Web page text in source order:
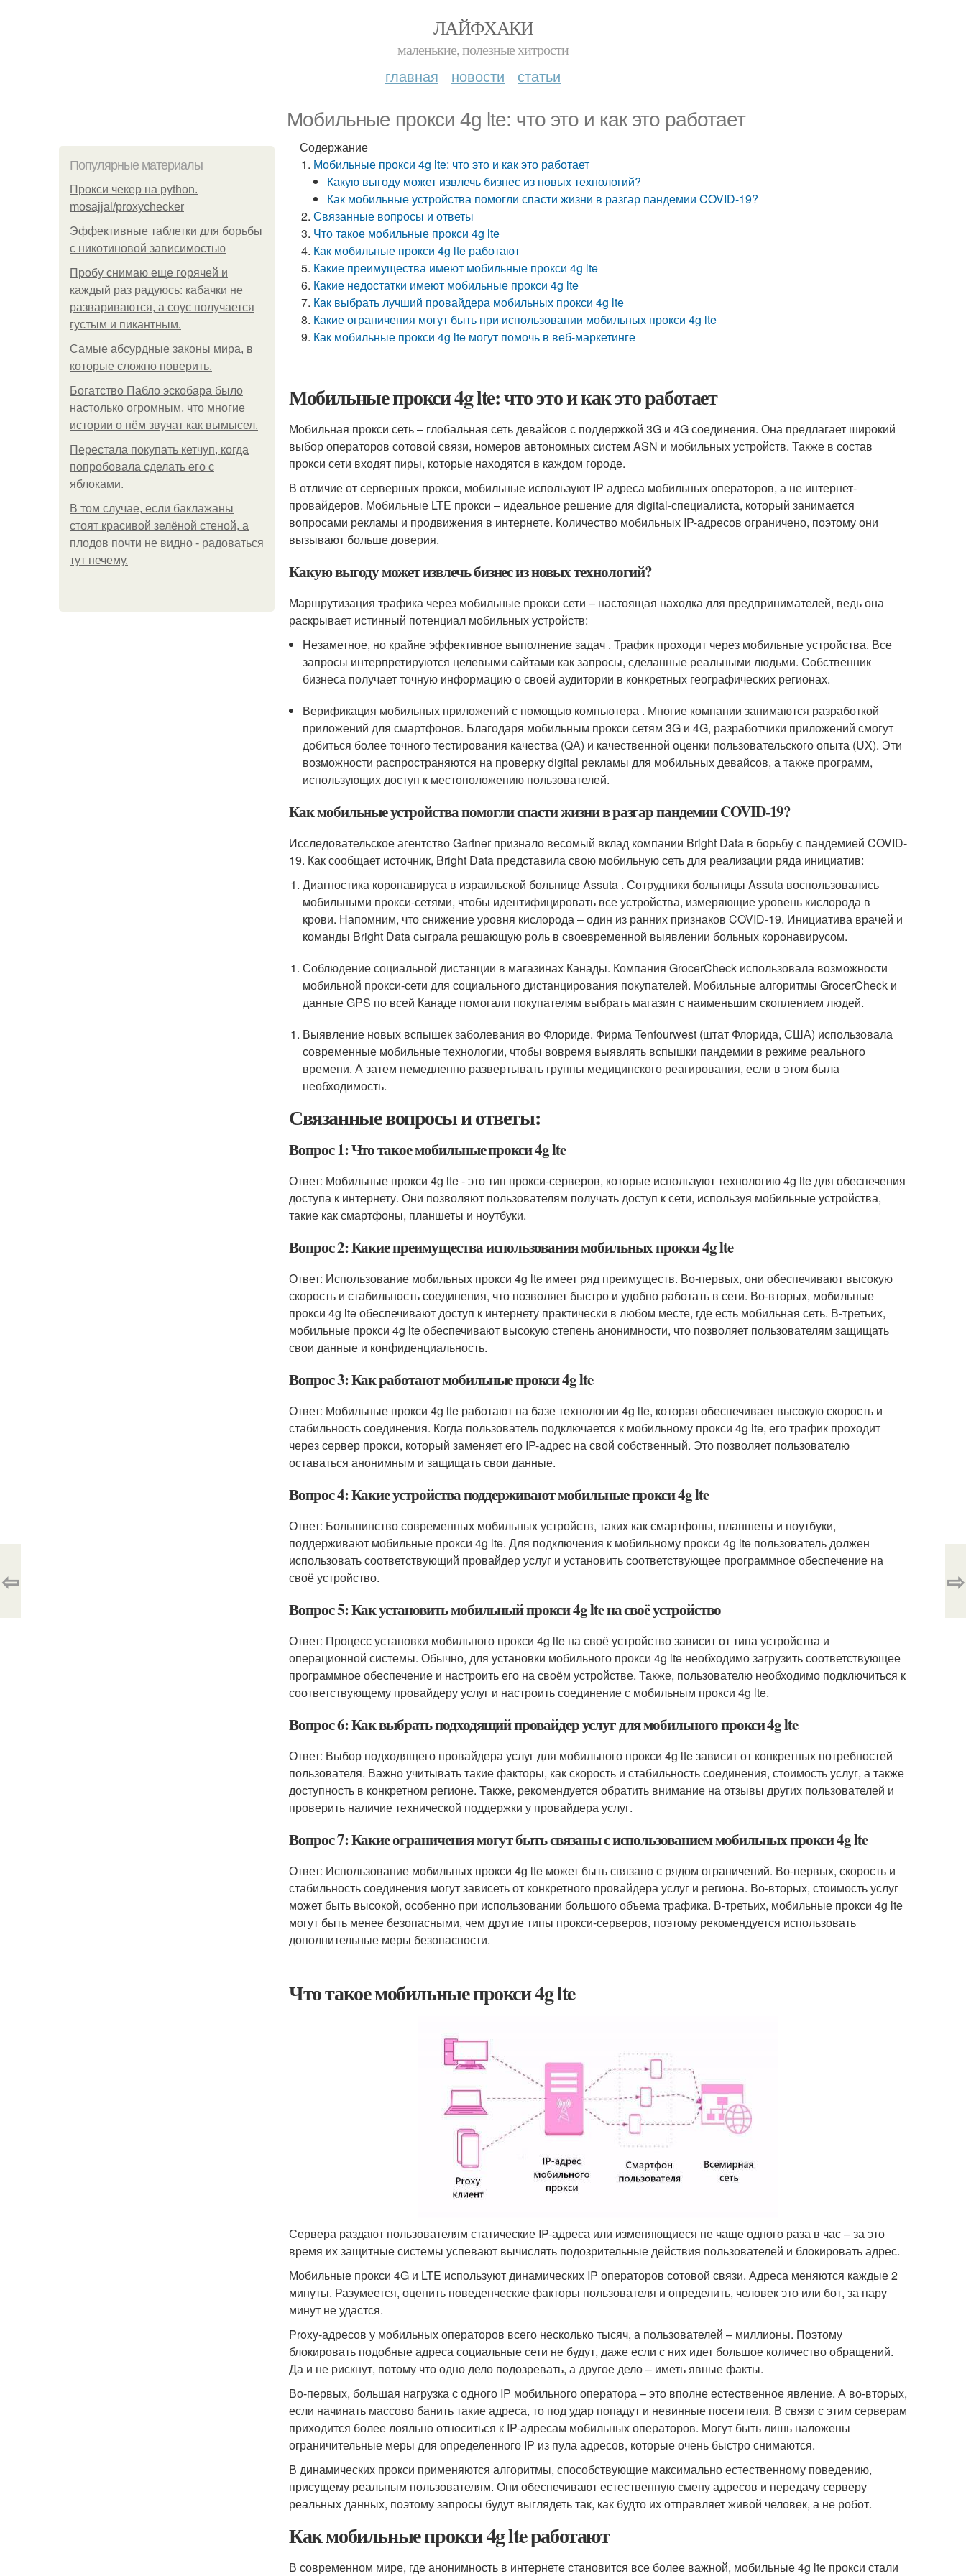
ЛАЙФХАКИ
маленькие, полезные хитрости
главная новости статьи
Мобильные прокси 4g lte: что это и как это работает
Популярные материалы
Прокси чекер на python.
mosajjal/proxychecker
Эффективные таблетки для борьбы
с никотиновой зависимостью
Пробу снимаю еще горячей и
каждый раз радуюсь: кабачки не
развариваются, а соус получается
густым и пикантным.
Самые абсурдные законы мира, в
которые сложно поверить.
Богатство Пабло эскобара было
настолько огромным, что многие
истории о нём звучат как вымысел.
Перестала покупать кетчуп, когда
попробовала сделать его с
яблоками.
В том случае, если баклажаны
стоят красивой зелёной стеной, а
плодов почти не видно - радоваться
тут нечему.
Содержание
Мобильные прокси 4g lte: что это и как это работает
Какую выгоду может извлечь бизнес из новых технологий?
Как мобильные устройства помогли спасти жизни в разгар пандемии COVID-19?
Связанные вопросы и ответы
Что такое мобильные прокси 4g lte
Как мобильные прокси 4g lte работают
Какие преимущества имеют мобильные прокси 4g lte
Какие недостатки имеют мобильные прокси 4g lte
Как выбрать лучший провайдера мобильных прокси 4g lte
Какие ограничения могут быть при использовании мобильных прокси 4g lte
Как мобильные прокси 4g lte могут помочь в веб-маркетинге
Мобильные прокси 4g lte: что это и как это работает
Мобильная прокси сеть – глобальная сеть девайсов с поддержкой 3G и 4G соединения. Она предлагает широкий
выбор операторов сотовой связи, номеров автономных систем ASN и мобильных устройств. Также в состав
прокси сети входят пиры, которые находятся в каждом городе.
В отличие от серверных прокси, мобильные используют IP адреса мобильных операторов, а не интернет-
провайдеров. Мобильные LTE прокси – идеальное решение для digital-специалиста, который занимается
вопросами рекламы и продвижения в интернете. Количество мобильных IP-адресов ограничено, поэтому они
вызывают больше доверия.
Какую выгоду может извлечь бизнес из новых технологий?
Маршрутизация трафика через мобильные прокси сети – настоящая находка для предпринимателей, ведь она
раскрывает истинный потенциал мобильных устройств:
Незаметное, но крайне эффективное выполнение задач . Трафик проходит через мобильные устройства. Все
запросы интерпретируются целевыми сайтами как запросы, сделанные реальными людьми. Собственник
бизнеса получает точную информацию о своей аудитории в конкретных географических регионах.
Верификация мобильных приложений с помощью компьютера . Многие компании занимаются разработкой
приложений для смартфонов. Благодаря мобильным прокси сетям 3G и 4G, разработчики приложений смогут
добиться более точного тестирования качества (QA) и качественной оценки пользовательского опыта (UX). Эти
возможности распространяются на проверку digital рекламы для мобильных девайсов, а также программ,
использующих доступ к местоположению пользователей.
Как мобильные устройства помогли спасти жизни в разгар пандемии COVID-19?
Исследовательское агентство Gartner признало весомый вклад компании Bright Data в борьбу с пандемией COVID-
19. Как сообщает источник, Bright Data представила свою мобильную сеть для реализации ряда инициатив:
Диагностика коронавируса в израильской больнице Assuta . Сотрудники больницы Assuta воспользовались
мобильными прокси-сетями, чтобы идентифицировать все устройства, измеряющие уровень кислорода в
крови. Напомним, что снижение уровня кислорода – один из ранних признаков COVID-19. Инициатива врачей и
команды Bright Data сыграла решающую роль в своевременной выявлении больных коронавирусом.
Соблюдение социальной дистанции в магазинах Канады. Компания GrocerCheck использовала возможности
мобильной прокси-сети для социального дистанцирования покупателей. Мобильные алгоритмы GrocerCheck и
данные GPS по всей Канаде помогали покупателям выбрать магазин с наименьшим скоплением людей.
Выявление новых вспышек заболевания во Флориде. Фирма Tenfourwest (штат Флорида, США) использовала
современные мобильные технологии, чтобы вовремя выявлять вспышки пандемии в режиме реального
времени. А затем немедленно развертывать группы медицинского реагирования, если в этом была
необходимость.
Связанные вопросы и ответы:
Вопрос 1: Что такое мобильные прокси 4g lte
Ответ: Мобильные прокси 4g lte - это тип прокси-серверов, которые используют технологию 4g lte для обеспечения
доступа к интернету. Они позволяют пользователям получать доступ к сети, используя мобильные устройства,
такие как смартфоны, планшеты и ноутбуки.
Вопрос 2: Какие преимущества использования мобильных прокси 4g lte
Ответ: Использование мобильных прокси 4g lte имеет ряд преимуществ. Во-первых, они обеспечивают высокую
скорость и стабильность соединения, что позволяет быстро и удобно работать в сети. Во-вторых, мобильные
прокси 4g lte обеспечивают доступ к интернету практически в любом месте, где есть мобильная сеть. В-третьих,
мобильные прокси 4g lte обеспечивают высокую степень анонимности, что позволяет пользователям защищать
свои данные и конфиденциальность.
Вопрос 3: Как работают мобильные прокси 4g lte
Ответ: Мобильные прокси 4g lte работают на базе технологии 4g lte, которая обеспечивает высокую скорость и
стабильность соединения. Когда пользователь подключается к мобильному прокси 4g lte, его трафик проходит
через сервер прокси, который заменяет его IP-адрес на свой собственный. Это позволяет пользователю
оставаться анонимным и защищать свои данные.
Вопрос 4: Какие устройства поддерживают мобильные прокси 4g lte
Ответ: Большинство современных мобильных устройств, таких как смартфоны, планшеты и ноутбуки,
поддерживают мобильные прокси 4g lte. Для подключения к мобильному прокси 4g lte пользователь должен
использовать соответствующий провайдер услуг и установить соответствующее программное обеспечение на
своё устройство.
Вопрос 5: Как установить мобильный прокси 4g lte на своё устройство
Ответ: Процесс установки мобильного прокси 4g lte на своё устройство зависит от типа устройства и
операционной системы. Обычно, для установки мобильного прокси 4g lte необходимо загрузить соответствующее
программное обеспечение и настроить его на своём устройстве. Также, пользователю необходимо подключиться к
соответствующему провайдеру услуг и настроить соединение с мобильным прокси 4g lte.
Вопрос 6: Как выбрать подходящий провайдер услуг для мобильного прокси 4g lte
Ответ: Выбор подходящего провайдера услуг для мобильного прокси 4g lte зависит от конкретных потребностей
пользователя. Важно учитывать такие факторы, как скорость и стабильность соединения, стоимость услуг, а также
доступность в конкретном регионе. Также, рекомендуется обратить внимание на отзывы других пользователей и
проверить наличие технической поддержки у провайдера услуг.
Вопрос 7: Какие ограничения могут быть связаны с использованием мобильных прокси 4g lte
Ответ: Использование мобильных прокси 4g lte может быть связано с рядом ограничений. Во-первых, скорость и
стабильность соединения могут зависеть от конкретного провайдера услуг и региона. Во-вторых, стоимость услуг
может быть высокой, особенно при использовании большого объема трафика. В-третьих, мобильные прокси 4g lte
могут быть менее безопасными, чем другие типы прокси-серверов, поэтому рекомендуется использовать
дополнительные меры безопасности.
Что такое мобильные прокси 4g lte
Сервера раздают пользователям статические IP-адреса или изменяющиеся не чаще одного раза в час – за это
время их защитные системы успевают вычислять подозрительные действия пользователей и блокировать адрес.
Мобильные прокси 4G и LTE используют динамических IP операторов сотовой связи. Адреса меняются каждые 2
минуты. Разумеется, оценить поведенческие факторы пользователя и определить, человек это или бот, за пару
минут не удастся.
Proxy-адресов у мобильных операторов всего несколько тысяч, а пользователей – миллионы. Поэтому
блокировать подобные адреса социальные сети не будут, даже если с них идет большое количество обращений.
Да и не рискнут, потому что одно дело подозревать, а другое дело – иметь явные факты.
Во-первых, большая нагрузка с одного IP мобильного оператора – это вполне естественное явление. А во-вторых,
если начинать массово банить такие адреса, то под удар попадут и невинные посетители. В связи с этим серверам
приходится более лояльно относиться к IP-адресам мобильных операторов. Могут быть лишь наложены
ограничительные меры для определенного IP из пула адресов, которые очень быстро снимаются.
В динамических прокси применяются алгоритмы, способствующие максимально естественному поведению,
присущему реальным пользователям. Они обеспечивают естественную смену адресов и передачу серверу
реальных данных, поэтому запросы будут выглядеть так, как будто их отправляет живой человек, а не робот.
Как мобильные прокси 4g lte работают
В современном мире, где анонимность в интернете становится все более важной, мобильные 4g lte прокси стали
⇦ ⇨